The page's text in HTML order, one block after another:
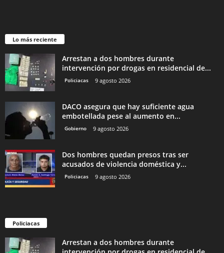
Lo más reciente
Arrestan a dos hombres durante
intervención por drogas en residencial de...
Policiacas 9 agosto 2026
DACO asegura que hay suficiente agua
embotellada pese al aumento en...
Gobierno 9 agosto 2026
Dos hombres quedan presos tras ser
acusados de violencia doméstica y...
Policiacas 9 agosto 2026
Policiacas
Arrestan a dos hombres durante